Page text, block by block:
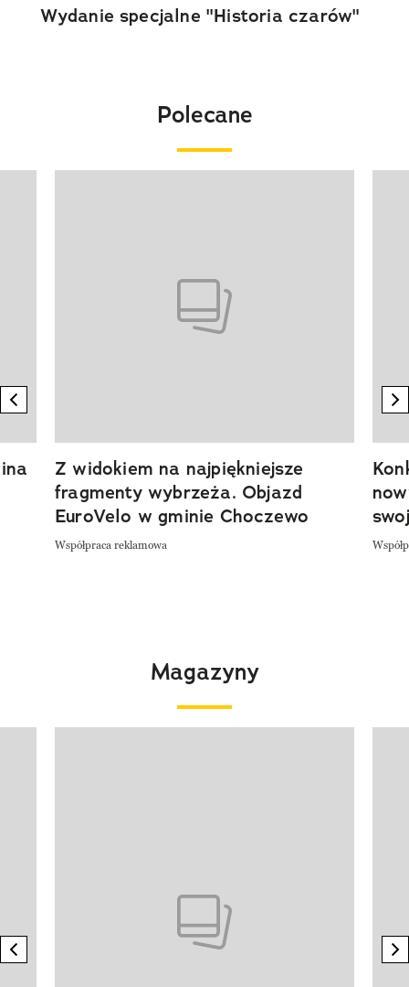
Wydanie specjalne "Historia czarów"
Polecane
previous element
Z widokiem na najpiękniejsze
fragmenty wybrzeża. Objazd
EuroVelo w gminie Choczewo
Współpraca reklamowa
Magazyny
previous element